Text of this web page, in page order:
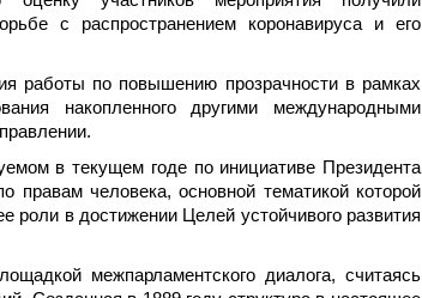
с распространением коронавируса и его
работы по повышению прозрачности в рамках
накопленного другими международными
в текущем годе по инициативе Президента
человека, основной тематикой которой
роли в достижении Целей устойчивого развития
межпарламентского диалога, считаясь